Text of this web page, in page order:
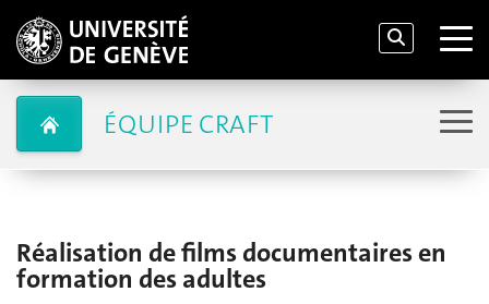
ÉQUIPE CRAFT
Réalisation de films documentaires en
formation des adultes